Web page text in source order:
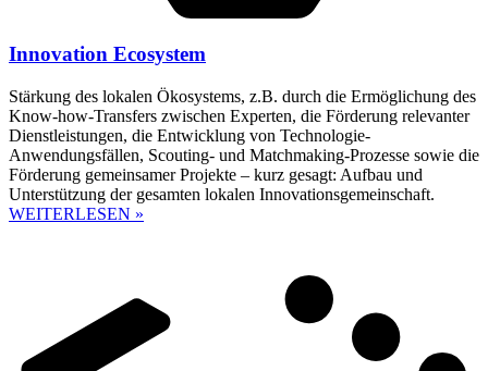
Innovation Ecosystem
Stärkung des lokalen Ökosystems, z.B. durch die Ermöglichung des
Know-how-Transfers zwischen Experten, die Förderung relevanter
Dienstleistungen, die Entwicklung von Technologie-
Anwendungsfällen, Scouting- und Matchmaking-Prozesse sowie die
Förderung gemeinsamer Projekte – kurz gesagt: Aufbau und
Unterstützung der gesamten lokalen Innovationsgemeinschaft.
WEITERLESEN »